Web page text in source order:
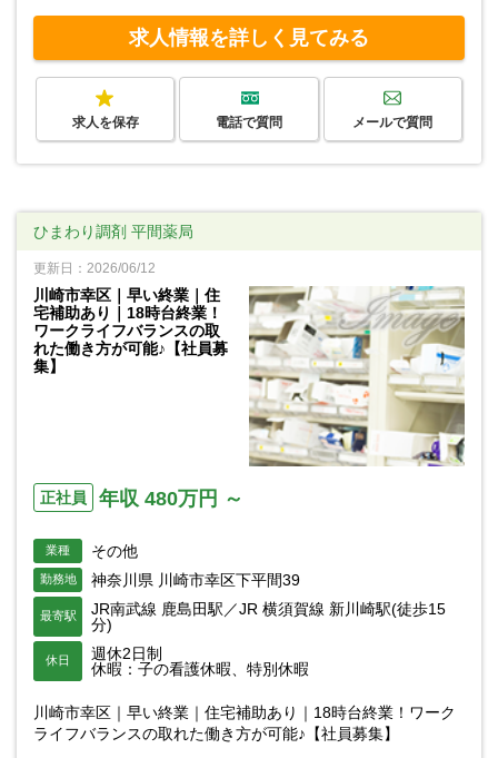
求人情報を詳しく見てみる
求人を保存 電話で質問 メールで質問
ひまわり調剤 平間薬局
更新日：2026/06/12
川崎市幸区｜早い終業｜住
宅補助あり｜18時台終業！
ワークライフバランスの取
れた働き方が可能♪【社員募
集】
正社員 年収 480万円 ～
業種 その他
勤務地 神奈川県 川崎市幸区下平間39
最寄駅
JR南武線 鹿島田駅／JR 横須賀線 新川崎駅(徒歩15
分)
休日
週休2日制
休暇：子の看護休暇、特別休暇
川崎市幸区｜早い終業｜住宅補助あり｜18時台終業！ワーク
ライフバランスの取れた働き方が可能♪【社員募集】